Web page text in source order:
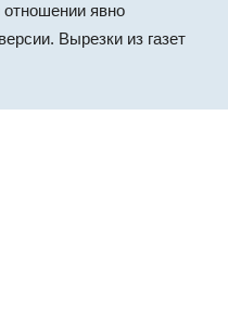
отношении явно
Вырезки из газет